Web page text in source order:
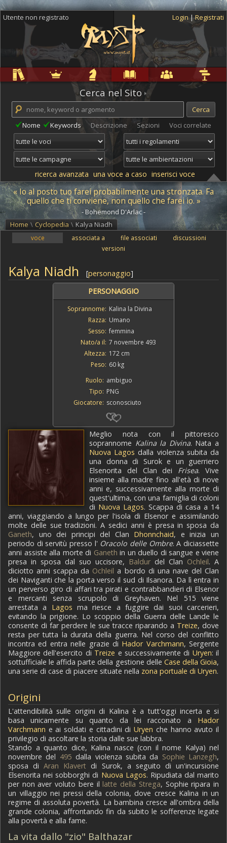
Utente non registrato Login |Registrati
Cerca nel Sito
Nome Keywords Descrizione Sezioni Voci correlate
ricerca avanzata una voce a caso inserisci voce
« Io al posto tuo farei probabilmente una stronzata. Fa
quello che ti conviene, non quello che farei io. »
- Bohemond D'Arlac -
Home \ Cyclopedia \ Kalya Niadh
voce associata a file associati
discussioni
versioni
Kalya Niadh [personaggio]
PERSONAGGIO
Soprannome: Kalina la Divina
Razza: Umano
Sesso: femmina
Nato/a il: 7 novembre 493
Altezza: 172 cm
Peso: 60 kg
Ruolo: ambiguo
Tipo: PNG
Giocatore: sconosciuto
Meglio nota con il pittoresco
soprannome Kalina la Divina. Nata a
Nuova Lagos dalla violenza subita da
una donna di Surok e un guerriero
Elsenorita del Clan dei Frisea. Vive
insieme alla madre fino all'età di nove
anni e, successivamente alla morte di
quest'ultima, con una famiglia di coloni
di Nuova Lagos. Scappa di casa a 14
anni, viaggiando a lungo per l'isola di Elsenor e assimilando
molte delle sue tradizioni. A sedici anni è presa in sposa da
Ganeth, uno dei principi del Clan Dhonnchaid, e inizia un
periodo di servitù presso l' Oracolo delle Ombre. A diciassette
anni assiste alla morte di Ganeth in un duello di sangue e viene
presa in sposa dal suo uccisore, Baldur del Clan Ochleil. A
diciotto anni scappa da Ochleil a bordo di una nave del Clan
dei Naviganti che la porta verso il sud di Ilsanora. Da lì entra in
un perverso giro di affari tra pirati e contrabbandieri di Elsenor
e mercanti senza scrupolo di Greyhaven. Nel 515 viene
arrestata a Lagos ma riesce a fuggire dai suoi carcerieri,
evitando la prigione. Lo scoppio della Guerra delle Lande le
consente di far perdere le sue tracce riparando a Treize, dove
resta per tutta la durata della guerra. Nel corso del conflitto
incontra ed entra nelle grazie di Hador Varchmann, Sergente
Maggiore dell'esercito di Treize e successivamente di Uryen: il
sottufficiale le affida parte della gestione delle Case della Gioia,
una serie di case di piacere situate nella zona portuale di Uryen.
Origini
L'attendibilità sulle origini di Kalina è a tutt'oggi incerta e si
basa unicamente su quanto da lei racconato a Hador
Varchmann e ai soldati e cittadini diUryen che hanno avuto il
privilegio di ascoltare la storia dalle sue labbra.
Stando a quanto dice, Kalina nasce (con il nome Kalya) nel
novembre del 495 dalla violenza subita da Sophie Lanzegh,
sposa diAran Klavert di Surok, a seguito di un'incursione
Elsenorita nei sobborghi di Nuova Lagos. Ripudiata dal marito
per non aver voluto bere il latte della Strega, Sophie ripara in
un villaggio nei pressi della colonia, dove cresce Kalina in un
regime di assoluta povertà. La bambina cresce all'ombra della
grande colonia, affrontando fin da subito le sofferenze legate
alla povertà e alla fame.
La vita dallo "zio" Balthazar